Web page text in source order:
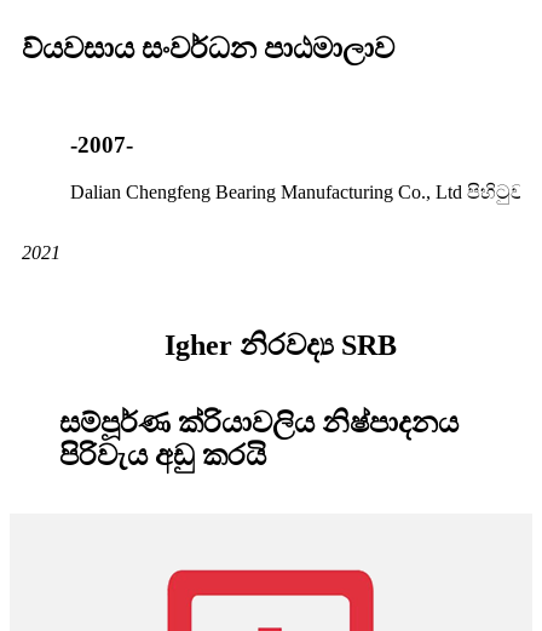
ව්යවසාය සංවර්ධන පාඨමාලාව
-2007-
Dalian Chengfeng Bearing Manufacturing Co., Ltd
2021
Igher නිරවද්‍ය SRB
සම්පූර්ණ ක්රියාවලිය නිෂ්පාදනය
පිරිවැය අඩු කරයි